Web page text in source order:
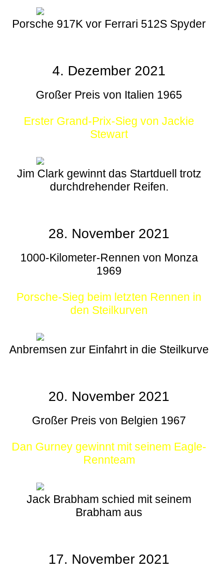
Porsche 917K vor Ferrari 512S Spyder
4. Dezember 2021
Großer Preis von Italien 1965
Erster Grand-Prix-Sieg von Jackie
Stewart
Jim Clark gewinnt das Startduell trotz
durchdrehender Reifen.
28. November 2021
1000-Kilometer-Rennen von Monza
1969
Porsche-Sieg beim letzten Rennen in
den Steilkurven
Anbremsen zur Einfahrt in die Steilkurve
20. November 2021
Großer Preis von Belgien 1967
Dan Gurney gewinnt mit seinem Eagle-
Rennteam
Jack Brabham schied mit seinem
Brabham aus
17. November 2021